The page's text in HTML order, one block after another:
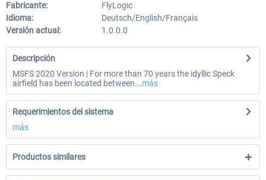
Fabricante:
FlyLogic
Idioma:
Deutsch/English/Français
Versión actual:
1.0.0.0
Descripción
MSFS 2020 Version | For more than 70 years the idyllic Speck
airfield has been located between...más
Requerimientos del sistema
más
Productos similares